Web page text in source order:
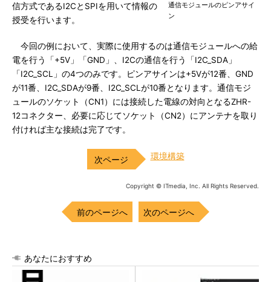
通信モジュールのピンアサイ
ン
信方式であるI2CとSPIを用いて情報の
授受を行います。
今回の例において、実際に使用するのは通信モジュールへの給
電を行う「+5V」「GND」、I2Cの通信を行う「I2C_SDA」
「I2C_SCL」の4つのみです。ピンアサインは+5Vが12番、GND
が11番、I2C_SDAが9番、I2C_SCLが10番となります。通信モジ
ュールのソケット（CN1）には接続した電線の対向となるZHR-
12コネクター、必要に応じてソケット（CN2）にアンテナを取り
付ければ主な接続は完了です。
環境構築
Copyright © ITmedia, Inc. All Rights Reserved.
前のページへ 次のページへ
あなたにおすすめ